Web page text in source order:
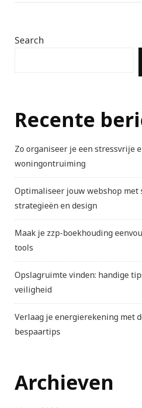
Search
Recente
Zo organiseer je een stressvrije
woningontruiming
Optimaliseer jouw webshop met
strategieën en design
Maak je zzp-boekhouding
tools
Opslagruimte vinden: handige
veiligheid
Verlaag je energierekening met
bespaartips
Archieven